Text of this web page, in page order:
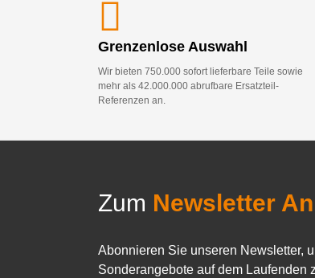
Grenzenlose Auswahl
Wir bieten 750.000 sofort lieferbare Teile sowie
mehr als 42.000.000 abrufbare Ersatzteil-
Referenzen an.
Zum Newsletter
Abonnieren Sie unseren Newsletter,
Sonderangebote auf dem Laufenden